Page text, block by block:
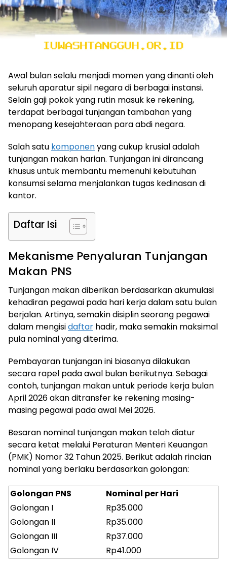
Awal bulan selalu menjadi momen yang dinanti oleh
seluruh aparatur sipil negara di berbagai instansi.
Selain gaji pokok yang rutin masuk ke rekening,
terdapat berbagai tunjangan tambahan yang
menopang kesejahteraan para abdi negara.
Salah satu komponenyang cukup krusial adalah
tunjangan makan harian. Tunjangan ini dirancang
khusus untuk membantu memenuhi kebutuhan
konsumsi selama menjalankan tugas kedinasan di
kantor.
Daftar Isi
Mekanisme Penyaluran Tunjangan
Makan PNS
Tunjangan makan diberikan berdasarkan akumulasi
kehadiran pegawai pada hari kerja dalam satu bulan
berjalan. Artinya, semakin disiplin seorang pegawai
dalam mengisidaftar hadir, maka semakin maksimal
pula nominal yang diterima.
Pembayaran tunjangan ini biasanya dilakukan
secara rapel pada awal bulan berikutnya. Sebagai
contoh, tunjangan makan untuk periode kerja bulan
April 2026 akan ditransfer ke rekening masing-
masing pegawai pada awal Mei 2026.
Besaran nominal tunjangan makan telah diatur
secara ketat melalui Peraturan Menteri Keuangan
(PMK) Nomor 32 Tahun 2025. Berikut adalah rincian
nominal yang berlaku berdasarkan golongan:
Golongan PNS
Nominal per Hari
Golongan I
Rp35.000
Golongan II
Rp35.000
Golongan III
Rp37.000
Golongan IV
Rp41.000